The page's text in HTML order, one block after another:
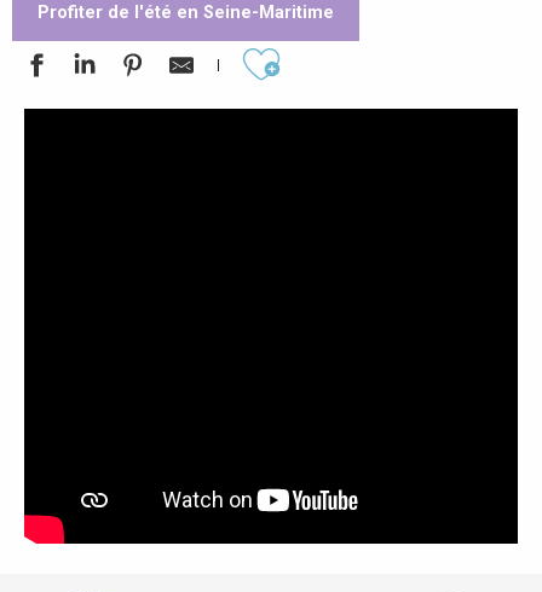
Profiter de l'été en Seine-Maritime
Ajouter aux favoris